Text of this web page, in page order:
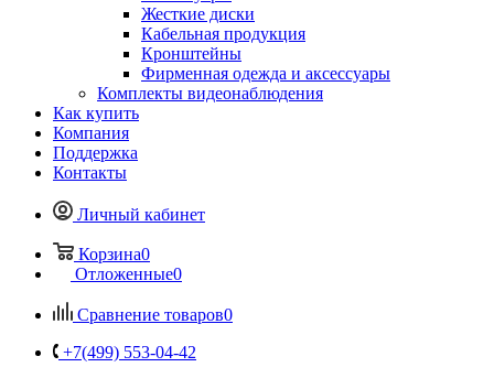
Жесткие диски
Кабельная продукция
Кронштейны
Фирменная одежда и аксессуары
Комплекты видеонаблюдения
Как купить
Компания
Поддержка
Контакты
Личный кабинет
Корзина0
Отложенные0
Сравнение товаров0
+7(499) 553-04-42